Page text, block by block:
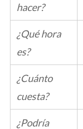
hacer?
¿Qué hora
es?
¿Cuánto
cuesta?
¿Podría